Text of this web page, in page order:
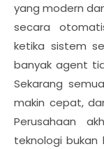
yang modern
secara
ketika sistem
banyak agent
Sekarang
makin cepat,
Perusahaan
teknologi